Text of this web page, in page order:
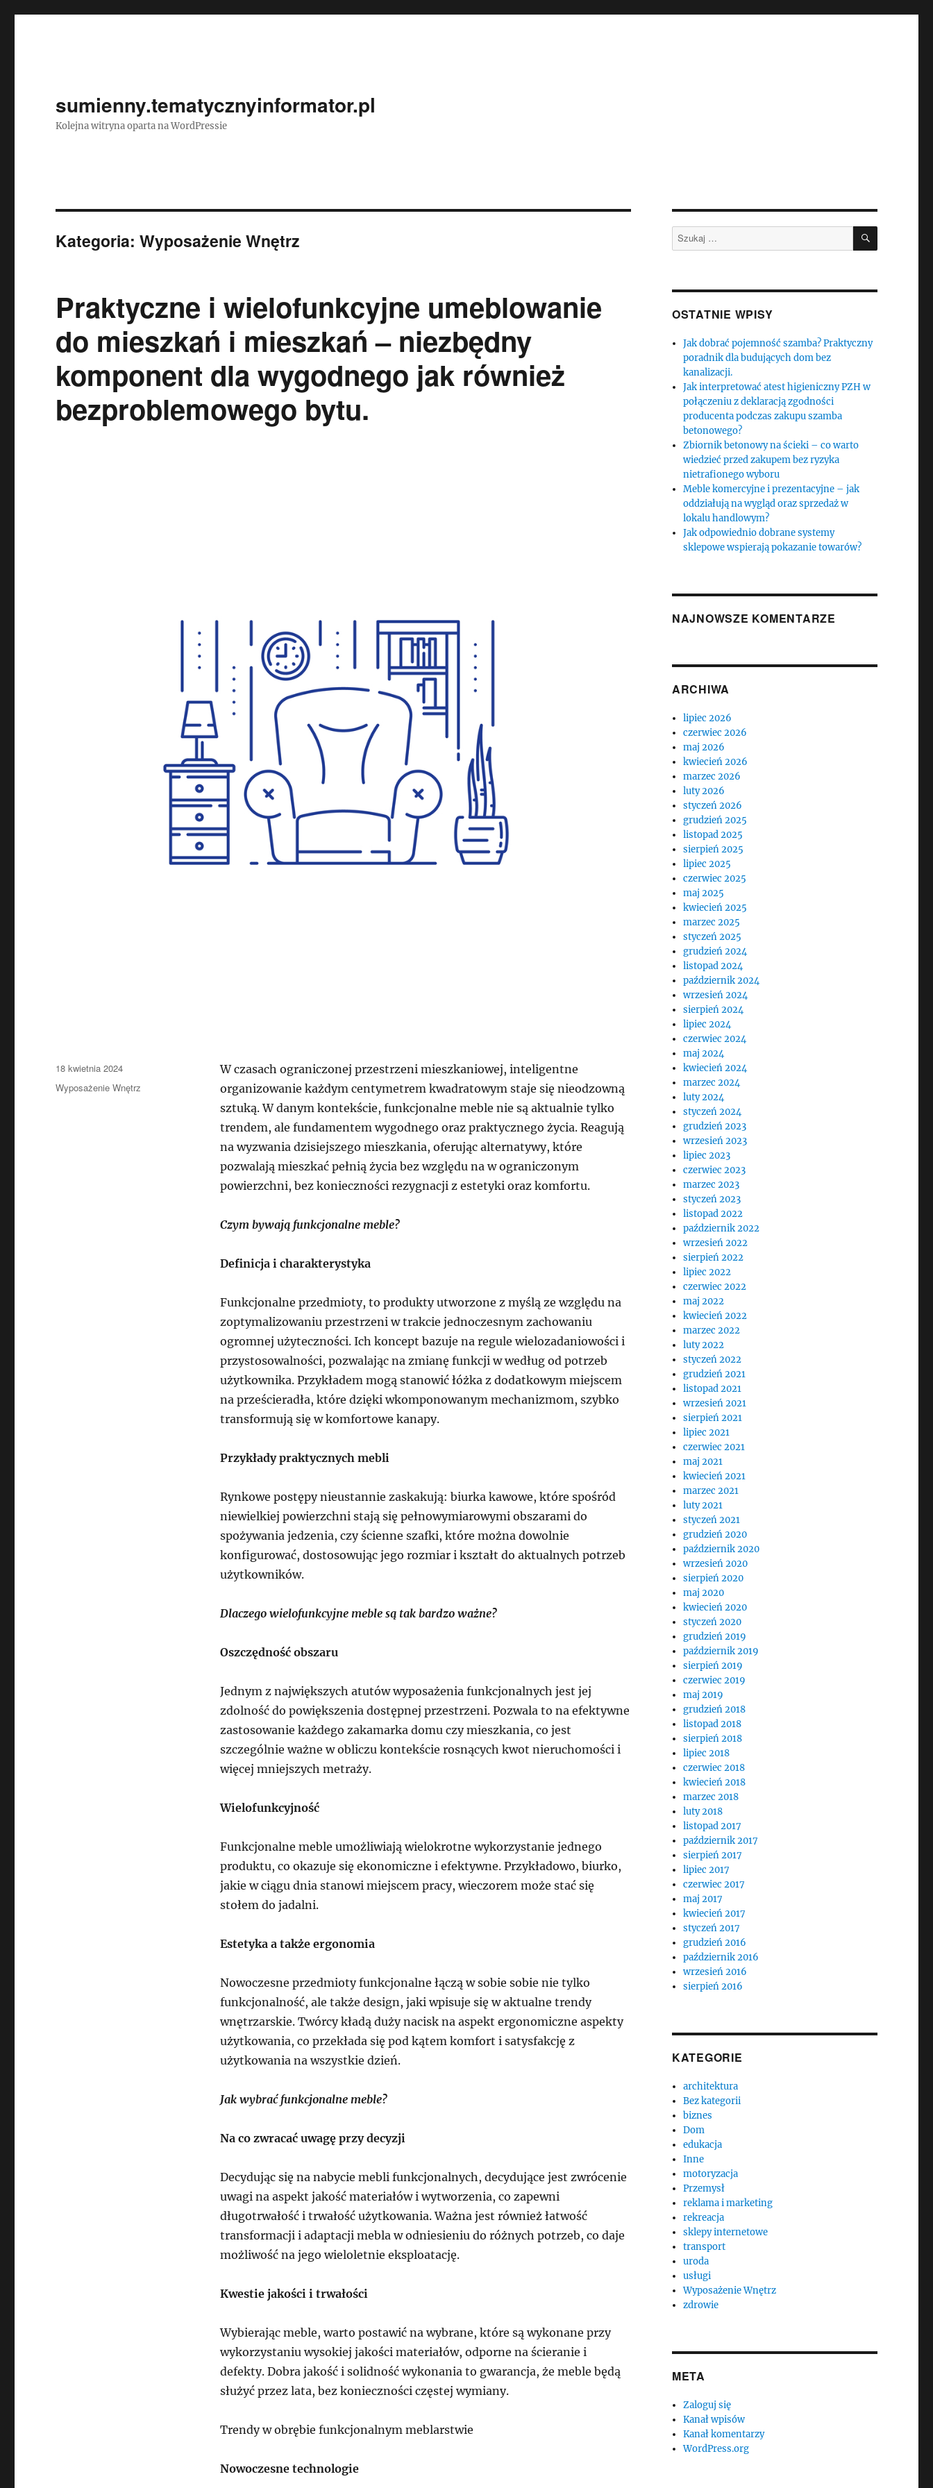
sumienny.tematycznyinformator.pl
Kolejna witryna oparta na WordPressie
Kategoria:Wyposażenie Wnętrz
Praktyczne i wielofunkcyjne umeblowanie
do mieszkań i mieszkań – niezbędny
komponent dla wygodnego jak również
bezproblemowego bytu.
W czasach ograniczonej przestrzeni mieszkaniowej, inteligentne
organizowanie każdym centymetrem kwadratowym staje się nieodzowną
sztuką. W danym kontekście, funkcjonalne meble nie są aktualnie tylko
trendem, ale fundamentem wygodnego oraz praktycznego życia. Reagują
na wyzwania dzisiejszego mieszkania, oferując alternatywy, które
pozwalają mieszkać pełnią życia bez względu na w ograniczonym
powierzchni, bez konieczności rezygnacji z estetyki oraz komfortu.
Czym bywają funkcjonalne meble?
Definicja i charakterystyka
Funkcjonalne przedmioty, to produkty utworzone z myślą ze względu na
zoptymalizowaniu przestrzeni w trakcie jednoczesnym zachowaniu
ogromnej użyteczności. Ich koncept bazuje na regule wielozadaniowości i
przystosowalności, pozwalając na zmianę funkcji w według od potrzeb
użytkownika. Przykładem mogą stanowić łóżka z dodatkowym miejscem
na prześcieradła, które dzięki wkomponowanym mechanizmom, szybko
transformują się w komfortowe kanapy.
Przykłady praktycznych mebli
Rynkowe postępy nieustannie zaskakują: biurka kawowe, które spośród
niewielkiej powierzchni stają się pełnowymiarowymi obszarami do
spożywania jedzenia, czy ścienne szafki, które można dowolnie
konfigurować, dostosowując jego rozmiar i kształt do aktualnych potrzeb
użytkowników.
Dlaczego wielofunkcyjne meble są tak bardzo ważne?
Oszczędność obszaru
Jednym z największych atutów wyposażenia funkcjonalnych jest jej
zdolność do powiększenia dostępnej przestrzeni. Pozwala to na efektywne
zastosowanie każdego zakamarka domu czy mieszkania, co jest
szczególnie ważne w obliczu kontekście rosnących kwot nieruchomości i
więcej mniejszych metraży.
Wielofunkcyjność
Funkcjonalne meble umożliwiają wielokrotne wykorzystanie jednego
produktu, co okazuje się ekonomiczne i efektywne. Przykładowo, biurko,
jakie w ciągu dnia stanowi miejscem pracy, wieczorem może stać się
stołem do jadalni.
Estetyka a także ergonomia
Nowoczesne przedmioty funkcjonalne łączą w sobie sobie nie tylko
funkcjonalność, ale także design, jaki wpisuje się w aktualne trendy
wnętrzarskie. Twórcy kładą duży nacisk na aspekt ergonomiczne aspekty
użytkowania, co przekłada się pod kątem komfort i satysfakcję z
użytkowania na wszystkie dzień.
Jak wybrać funkcjonalne meble?
Na co zwracać uwagę przy decyzji
Decydując się na nabycie mebli funkcjonalnych, decydujące jest zwrócenie
uwagi na aspekt jakość materiałów i wytworzenia, co zapewni
długotrwałość i trwałość użytkowania. Ważna jest również łatwość
transformacji i adaptacji mebla w odniesieniu do różnych potrzeb, co daje
możliwość na jego wieloletnie eksploatację.
Kwestie jakości i trwałości
Wybierając meble, warto postawić na wybrane, które są wykonane przy
wykorzystaniu wysokiej jakości materiałów, odporne na ścieranie i
defekty. Dobra jakość i solidność wykonania to gwarancja, że meble będą
służyć przez lata, bez konieczności częstej wymiany.
Trendy w obrębie funkcjonalnym meblarstwie
Nowoczesne technologie
Data
publikacji
18 kwietnia 2024
Kategorie
Wyposażenie Wnętrz
Szukaj: SZUKAJ
OSTATNIE WPISY
Jak dobrać pojemność szamba? Praktyczny
poradnik dla budujących dom bez
kanalizacji.
Jak interpretować atest higieniczny PZH w
połączeniu z deklaracją zgodności
producenta podczas zakupu szamba
betonowego?
Zbiornik betonowy na ścieki – co warto
wiedzieć przed zakupem bez ryzyka
nietrafionego wyboru
Meble komercyjne i prezentacyjne – jak
oddziałują na wygląd oraz sprzedaż w
lokalu handlowym?
Jak odpowiednio dobrane systemy
sklepowe wspierają pokazanie towarów?
NAJNOWSZE KOMENTARZE
ARCHIWA
lipiec 2026
czerwiec 2026
maj 2026
kwiecień 2026
marzec 2026
luty 2026
styczeń 2026
grudzień 2025
listopad 2025
sierpień 2025
lipiec 2025
czerwiec 2025
maj 2025
kwiecień 2025
marzec 2025
styczeń 2025
grudzień 2024
listopad 2024
październik 2024
wrzesień 2024
sierpień 2024
lipiec 2024
czerwiec 2024
maj 2024
kwiecień 2024
marzec 2024
luty 2024
styczeń 2024
grudzień 2023
wrzesień 2023
lipiec 2023
czerwiec 2023
marzec 2023
styczeń 2023
listopad 2022
październik 2022
wrzesień 2022
sierpień 2022
lipiec 2022
czerwiec 2022
maj 2022
kwiecień 2022
marzec 2022
luty 2022
styczeń 2022
grudzień 2021
listopad 2021
wrzesień 2021
sierpień 2021
lipiec 2021
czerwiec 2021
maj 2021
kwiecień 2021
marzec 2021
luty 2021
styczeń 2021
grudzień 2020
październik 2020
wrzesień 2020
sierpień 2020
maj 2020
kwiecień 2020
styczeń 2020
grudzień 2019
październik 2019
sierpień 2019
czerwiec 2019
maj 2019
grudzień 2018
listopad 2018
sierpień 2018
lipiec 2018
czerwiec 2018
kwiecień 2018
marzec 2018
luty 2018
listopad 2017
październik 2017
sierpień 2017
lipiec 2017
czerwiec 2017
maj 2017
kwiecień 2017
styczeń 2017
grudzień 2016
październik 2016
wrzesień 2016
sierpień 2016
KATEGORIE
architektura
Bez kategorii
biznes
Dom
edukacja
Inne
motoryzacja
Przemysł
reklama i marketing
rekreacja
sklepy internetowe
transport
uroda
usługi
Wyposażenie Wnętrz
zdrowie
META
Zaloguj się
Kanał wpisów
Kanał komentarzy
WordPress.org